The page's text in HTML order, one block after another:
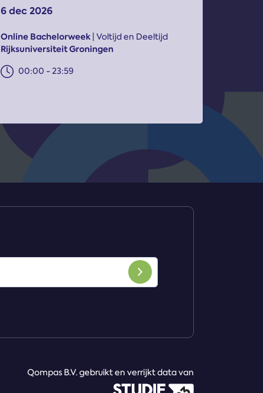
6 dec 2026
Online Bachelorweek | Voltijd en Deeltijd
Rijksuniversiteit Groningen
00:00 - 23:59
Qompas B.V. gebruikt en verrijkt data van